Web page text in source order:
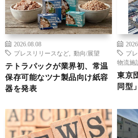
2026.08.08
プレスリリースなど
動向/展望
テトラパックが業界初、常温
保存可能なツナ製品向け紙容
器を発表
プ
物流施
東京
同型